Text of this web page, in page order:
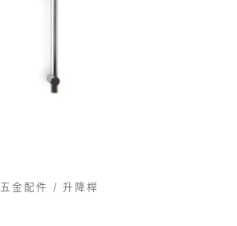
五金配件 / 升降桿